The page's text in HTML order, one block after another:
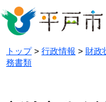
トップ> 行政情報 > 財政
務書類